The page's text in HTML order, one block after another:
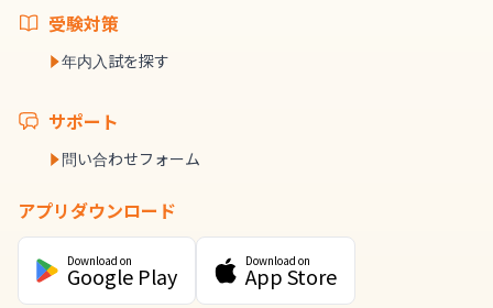
受験対策
年内入試を探す
サポート
問い合わせフォーム
アプリダウンロード
Download on
Google Play
Download on
App Store